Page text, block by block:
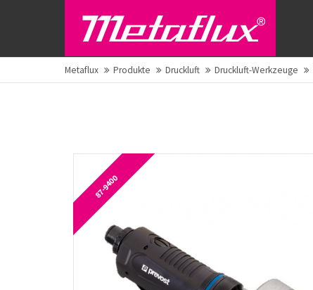
Metaflux Produkte Druckluft Druckluft-Werkzeuge
87-9400